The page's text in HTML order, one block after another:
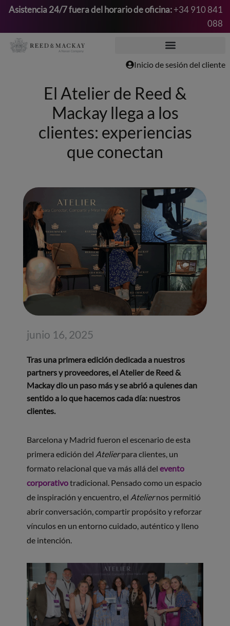
contenido
Asistencia 24/7 fuera del horario de oficina:+34 910 841
088
Inicio de sesión del cliente
El Atelier de Reed &
Mackay llega a los
clientes: experiencias
que conectan
junio 16, 2025
Tras una primera edición dedicada a nuestros
partners y proveedores, el Atelier de Reed &
Mackay dio un paso más y se abrió a quienes dan
sentido a lo que hacemos cada día: nuestros
clientes.
Barcelona y Madrid fueron el escenario de esta
primera edición del Atelierpara clientes, un
formato relacional que va más allá del evento
corporativotradicional. Pensado como un espacio
de inspiración y encuentro, el Ateliernos permitió
abrir conversación, compartir propósito y reforzar
vínculos en un entorno cuidado, auténtico y lleno
de intención.